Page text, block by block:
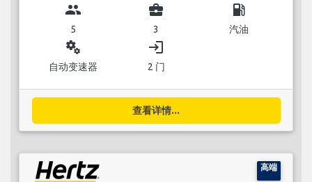
group
5
business_center
3
local_gas_station
汽油
miscellaneous_services
自动变速器
login
2 门
查看详情...
高端